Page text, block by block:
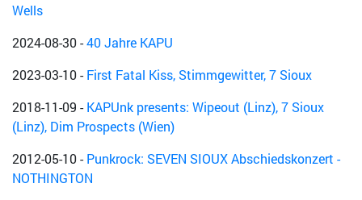
Wells
2024-08-30-40 Jahre KAPU
2023-03-10-First Fatal Kiss, Stimmgewitter, 7 Sioux
2018-11-09 -KAPUnk presents: Wipeout (Linz), 7 Sioux
(Linz), Dim Prospects (Wien)
2012-05-10-Punkrock: SEVEN SIOUX Abschiedskonzert -
NOTHINGTON